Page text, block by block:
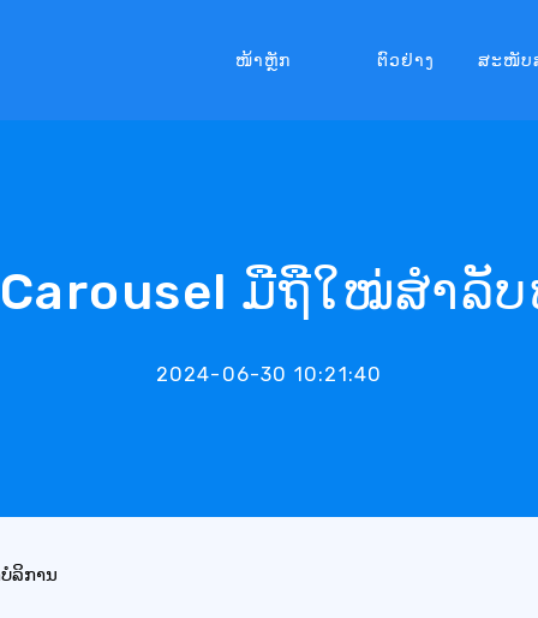
ໜ້າຫຼັກ ຕົວຢ່າງ ສະໜັບ
ມືຖືໃໝ່ສຳລັ
2024-06-30 10:21:40
ລິການ